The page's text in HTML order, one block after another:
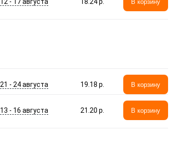
В корзину
21 - 24 августа 19.18 p. В корзину
13 - 16 августа 21.20 p. В корзину